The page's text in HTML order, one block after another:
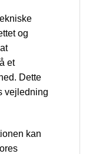
og
et
Dette
vejledning
kan